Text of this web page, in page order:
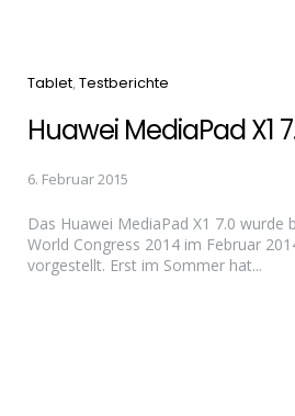
Categories
Tablet Testberichte
Huawei MediaPad X1
6. Februar 2015
Das Huawei MediaPad X1 7.0 wurde
World Congress 2014 im Februar
vorgestellt. Erst im Sommer hat...